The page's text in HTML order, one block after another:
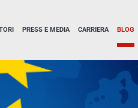
PRESS E MEDIA CARRIERA BLOG